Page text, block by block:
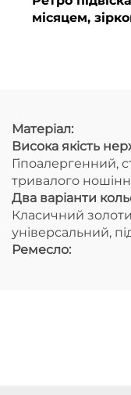
місяцем,
тематикою
Матеріал:
Висока якість
Гіпоалергенний,
тривалого
Два варіанти
Класичний
універсальний,
Ремесло: